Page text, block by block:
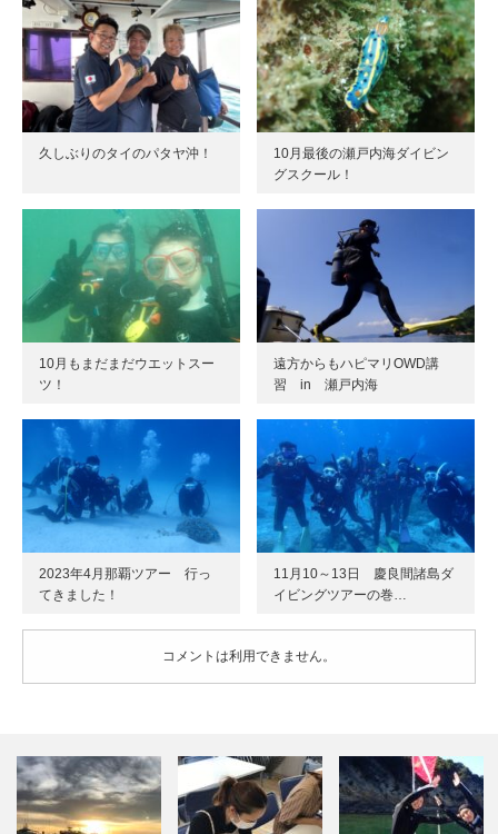
久しぶりのタイのパタヤ沖！
10月最後の瀬戸内海ダイビン
グスクール！
10月もまだまだウエットスー
ツ！
遠方からもハピマリOWD講
習 in 瀬戸内海
2023年4月那覇ツアー 行っ
てきました！
11月10～13日 慶良間諸島ダ
イビングツアーの巻…
コメントは利用できません。